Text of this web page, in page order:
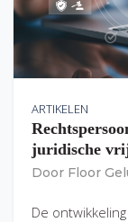
ARTIKELEN
juridische
Door Floor
De